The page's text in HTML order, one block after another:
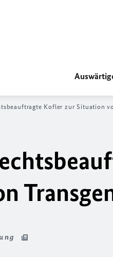
Kofler zur Situation